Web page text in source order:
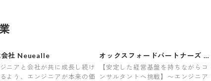
社 Neuealle
ニアと会社が共に成長し続け
よう、エンジニアが本来の価
オックスフォードパートナーズ 株
式会社
【安定した経営基盤を持ちながらコ
ンサルタントへ挑戦】〜エンジニア